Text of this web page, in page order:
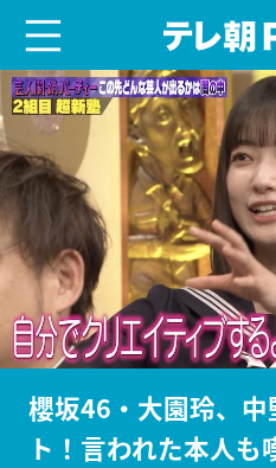
櫻坂46・大園玲、
ト！言われた本人